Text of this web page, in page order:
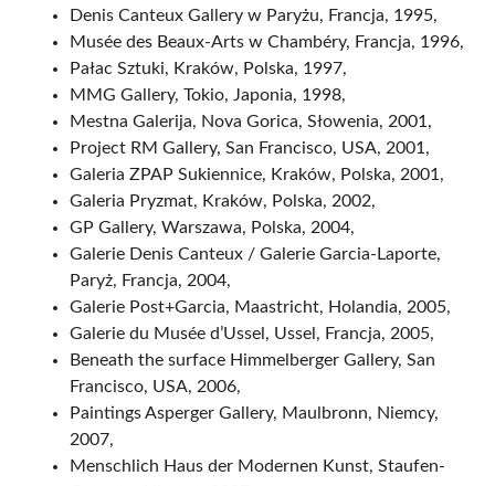
Denis Canteux Gallery w Paryżu, Francja, 1995,
Musée des Beaux-Arts w Chambéry, Francja, 1996,
Pałac Sztuki, Kraków, Polska, 1997,
MMG Gallery, Tokio, Japonia, 1998,
Mestna Galerija, Nova Gorica, Słowenia, 2001,
Project RM Gallery, San Francisco, USA, 2001,
Galeria ZPAP Sukiennice, Kraków, Polska, 2001,
Galeria Pryzmat, Kraków, Polska, 2002,
GP Gallery, Warszawa, Polska, 2004,
Galerie Denis Canteux / Galerie Garcia-Laporte,
Paryż, Francja, 2004,
Galerie Post+Garcia, Maastricht, Holandia, 2005,
Galerie du Musée d’Ussel, Ussel, Francja, 2005,
Beneath the surface Himmelberger Gallery, San
Francisco, USA, 2006,
Paintings Asperger Gallery, Maulbronn, Niemcy,
2007,
Menschlich Haus der Modernen Kunst, Staufen-